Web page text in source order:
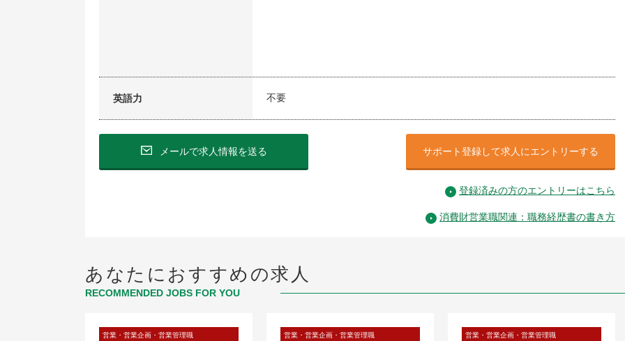
英語力 不要
メールで求人情報を送る サポート登録して求人にエントリーする
登録済みの方のエントリーはこちら
消費財営業職関連：職務経歴書の書き方
あなたにおすすめの求人
RECOMMENDED JOBS FOR YOU
営業・営業企画・営業管理職 営業・営業企画・営業管理職 営業・営業企画・営業管理職